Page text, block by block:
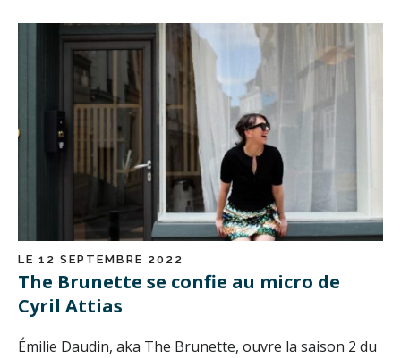
LE 12 SEPTEMBRE 2022
The Brunette se confie au micro de
Cyril Attias
Émilie Daudin, aka The Brunette, ouvre la saison 2 du